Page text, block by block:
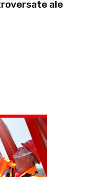
ale